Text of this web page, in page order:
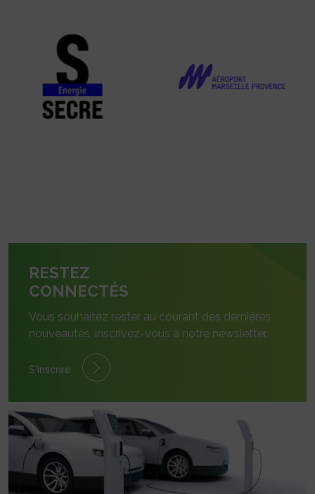
RESTEZ
CONNECTÉS
Vous souhaitez rester au courant des dernières
nouveautés, inscrivez-vous à notre newsletter.
S'inscrire